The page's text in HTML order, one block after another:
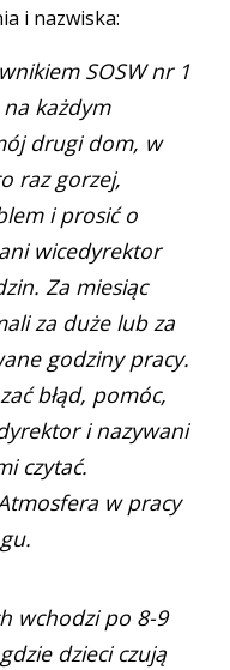
i nazwiska:
SOSW nr 1
na każdym
drugi dom, w
raz gorzej,
i prosić o
wicedyrektor
Za miesiąc
za duże lub za
godziny pracy.
błąd, pomóc,
i nazywani
czytać.
w pracy
wchodzi po 8-9
dzieci czują